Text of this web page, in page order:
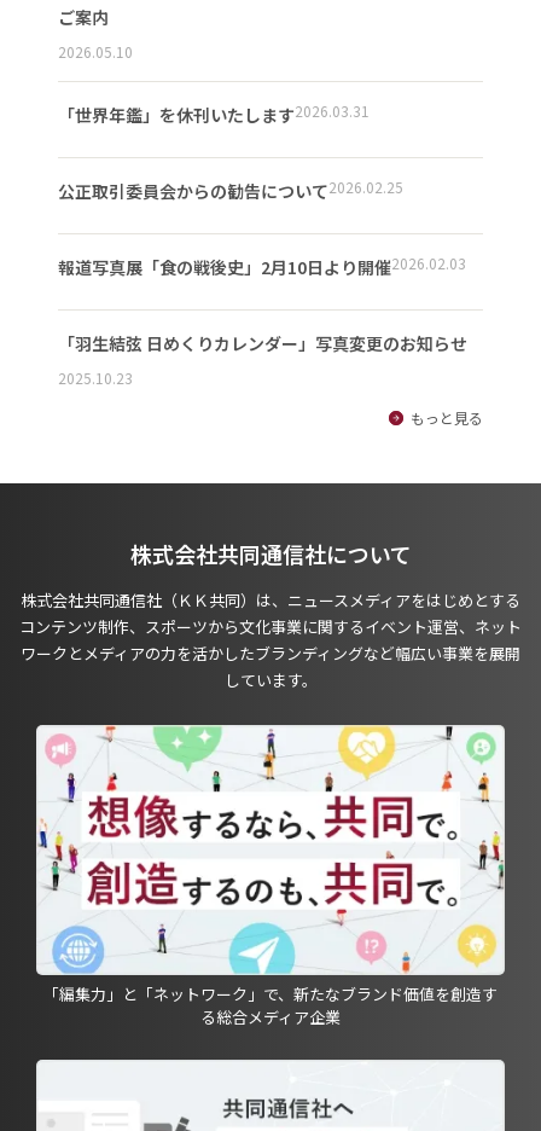
ご案内
2026.05.10
「世界年鑑」を休刊いたします2026.03.31
公正取引委員会からの勧告について2026.02.25
報道写真展「食の戦後史」2月10日より開催2026.02.03
「羽生結弦 日めくりカレンダー」写真変更のお知らせ
2025.10.23
もっと見る
株式会社共同通信社について
株式会社共同通信社（ＫＫ共同）は、ニュースメディアをはじめとする
コンテンツ制作、スポーツから文化事業に関するイベント運営、ネット
ワークとメディアの力を活かしたブランディングなど幅広い事業を展開
しています。
「編集力」と「ネットワーク」で、新たなブランド価値を創造す
る総合メディア企業